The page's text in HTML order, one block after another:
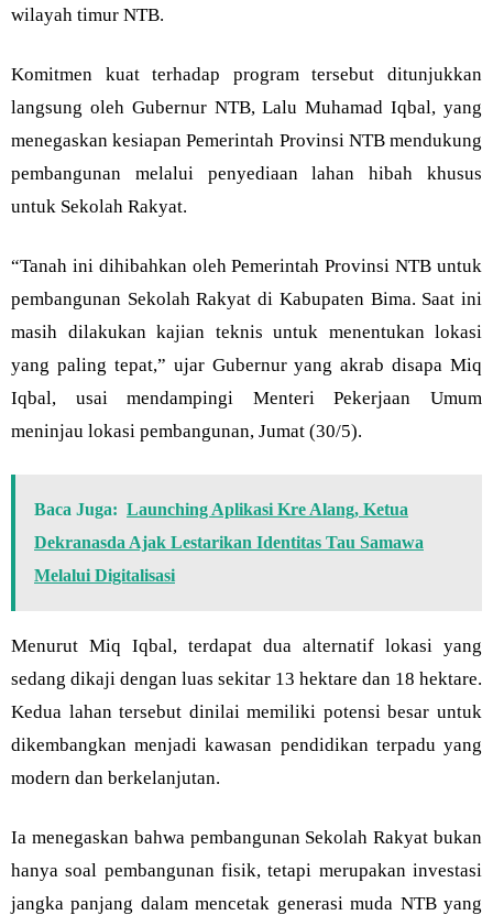
wilayah timur NTB.
Komitmen kuat terhadap program tersebut ditunjukkan
langsung oleh Gubernur NTB, Lalu Muhamad Iqbal, yang
menegaskan kesiapan Pemerintah Provinsi NTB mendukung
pembangunan melalui penyediaan lahan hibah khusus
untuk Sekolah Rakyat.
“Tanah ini dihibahkan oleh Pemerintah Provinsi NTB untuk
pembangunan Sekolah Rakyat di Kabupaten Bima. Saat ini
masih dilakukan kajian teknis untuk menentukan lokasi
yang paling tepat,” ujar Gubernur yang akrab disapa Miq
Iqbal, usai mendampingi Menteri Pekerjaan Umum
meninjau lokasi pembangunan, Jumat (30/5).
Baca Juga: Launching Aplikasi Kre Alang, Ketua
Dekranasda Ajak Lestarikan Identitas Tau Samawa
Melalui Digitalisasi
Menurut Miq Iqbal, terdapat dua alternatif lokasi yang
sedang dikaji dengan luas sekitar 13 hektare dan 18 hektare.
Kedua lahan tersebut dinilai memiliki potensi besar untuk
dikembangkan menjadi kawasan pendidikan terpadu yang
modern dan berkelanjutan.
Ia menegaskan bahwa pembangunan Sekolah Rakyat bukan
hanya soal pembangunan fisik, tetapi merupakan investasi
jangka panjang dalam mencetak generasi muda NTB yang